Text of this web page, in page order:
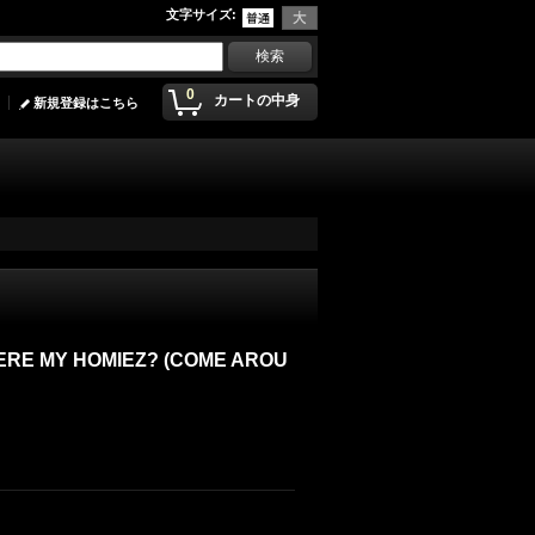
文字サイズ:
0 カートの中身
新規登録はこちら
MY HOMIEZ? (COME AROU